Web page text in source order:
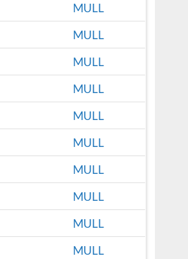
MULL
MULL
MULL
MULL
MULL
MULL
MULL
MULL
MULL
MULL